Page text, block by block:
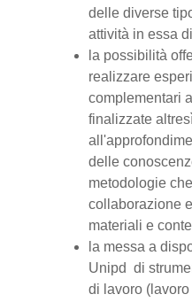
delle diverse
attività in essa
la possibilità
realizzare
complementari
finalizzate
delle
metodologie
collaborazione
materiali e
la messa a
Unipd di
di lavoro